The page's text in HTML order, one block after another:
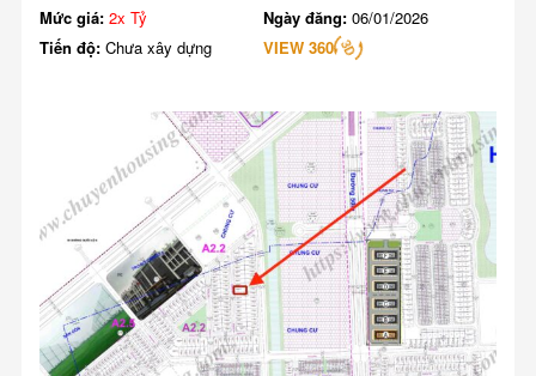
Mức giá: 2x Tỷ Ngày đăng: 06/01/2026
Tiến độ: Chưa xây dựng VIEW 360